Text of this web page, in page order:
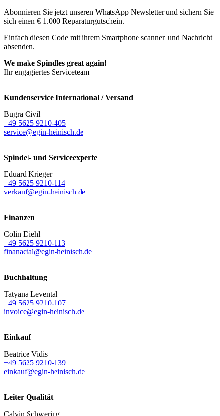
Abonnieren Sie jetzt unseren WhatsApp Newsletter und sichern Sie
sich einen € 1.000 Reparaturgutschein.
Einfach diesen Code mit ihrem Smartphone scannen und Nachricht
absenden.
We make Spindles great again!
Ihr engagiertes Serviceteam
Kundenservice International / Versand
Bugra Civil
+49 5625 9210-405
service@egin-heinisch.de
Spindel- und Serviceexperte
Eduard Krieger
+49 5625 9210-114
verkauf@egin-heinisch.de
Finanzen
Colin Diehl
+49 5625 9210-113
finanacial@egin-heinisch.de
Buchhaltung
Tatyana Levental
+49 5625 9210-107
invoice@egin-heinisch.de
Einkauf
Beatrice Vidis
+49 5625 9210-139
einkauf@egin-heinisch.de
Leiter Qualität
Calvin Schwering